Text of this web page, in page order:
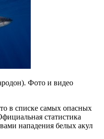
Фото и видео
в списке самых опасных
статистика
нападения белых акул